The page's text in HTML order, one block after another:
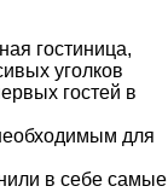
гостиница,
уголков
гостей в
для
в себе самые